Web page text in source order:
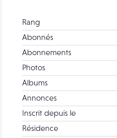
Rang
Abonnés
Abonnements
Photos
Albums
Annonces
Inscrit depuis le
Résidence